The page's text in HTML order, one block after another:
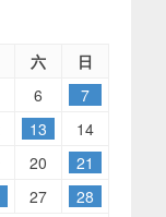
六
日
6
7
13
14
20
21
27
28